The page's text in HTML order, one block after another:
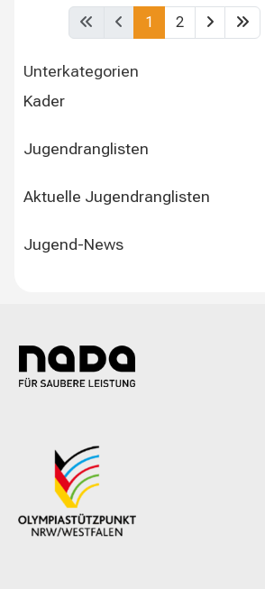
1 2
Unterkategorien
Kader
Jugendranglisten
Aktuelle Jugendranglisten
Jugend-News